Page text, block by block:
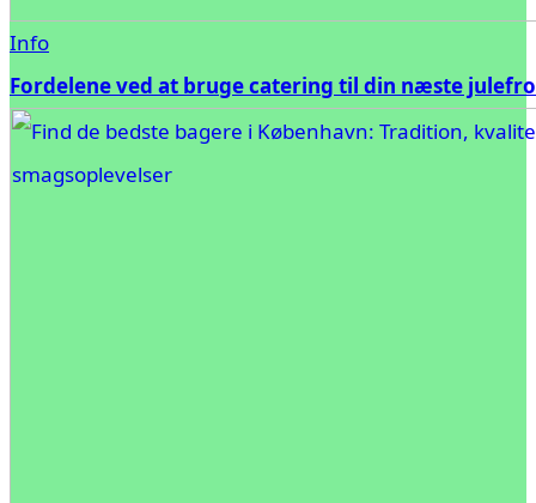
Info
Fordelene ved at bruge catering til din næste